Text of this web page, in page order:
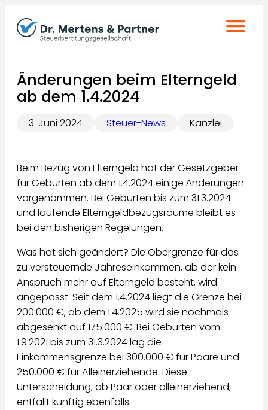
Inhalt
springen
Änderungen beim Elterngeld
ab dem 1.4.2024
3. Juni 2024 Steuer-News Kanzlei
Beim Bezug von Elterngeld hat der Gesetzgeber
für Geburten ab dem 1.4.2024 einige Änderungen
vorgenommen. Bei Geburten bis zum 31.3.2024
und laufende Elterngeldbezugsräume bleibt es
bei den bisherigen Regelungen.
Was hat sich geändert? Die Obergrenze für das
zu versteuernde Jahreseinkommen, ab der kein
Anspruch mehr auf Elterngeld besteht, wird
angepasst. Seit dem 1.4.2024 liegt die Grenze bei
200.000 €, ab dem 1.4.2025 wird sie nochmals
abgesenkt auf 175.000 €. Bei Geburten vom
1.9.2021 bis zum 31.3.2024 lag die
Einkommensgrenze bei 300.000 € für Paare und
250.000 € für Alleinerziehende. Diese
Unterscheidung, ob Paar oder alleinerziehend,
entfällt künftig ebenfalls.